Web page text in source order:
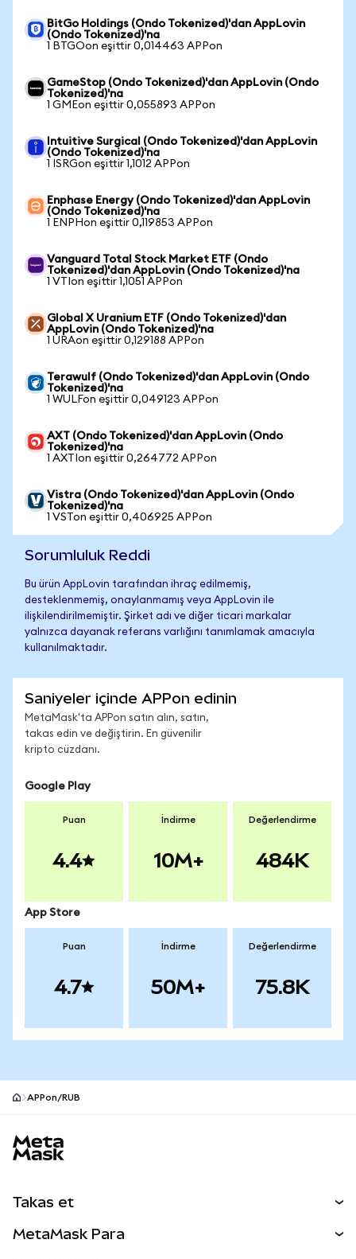
BitGo Holdings (Ondo Tokenized)'dan AppLovin
(Ondo Tokenized)'na
1 BTGOon eşittir 0,014463 APPon
GameStop (Ondo Tokenized)'dan AppLovin (Ondo
Tokenized)'na
1 GMEon eşittir 0,055893 APPon
Intuitive Surgical (Ondo Tokenized)'dan AppLovin
(Ondo Tokenized)'na
1 ISRGon eşittir 1,1012 APPon
Enphase Energy (Ondo Tokenized)'dan AppLovin
(Ondo Tokenized)'na
1 ENPHon eşittir 0,119853 APPon
Vanguard Total Stock Market ETF (Ondo
Tokenized)'dan AppLovin (Ondo Tokenized)'na
1 VTIon eşittir 1,1051 APPon
Global X Uranium ETF (Ondo Tokenized)'dan
AppLovin (Ondo Tokenized)'na
1 URAon eşittir 0,129188 APPon
Terawulf (Ondo Tokenized)'dan AppLovin (Ondo
Tokenized)'na
1 WULFon eşittir 0,049123 APPon
AXT (Ondo Tokenized)'dan AppLovin (Ondo
Tokenized)'na
1 AXTIon eşittir 0,264772 APPon
Vistra (Ondo Tokenized)'dan AppLovin (Ondo
Tokenized)'na
1 VSTon eşittir 0,406925 APPon
Sorumluluk Reddi
Bu ürün AppLovin tarafından ihraç edilmemiş,
desteklenmemiş, onaylanmamış veya AppLovin ile
ilişkilendirilmemiştir. Şirket adı ve diğer ticari markalar
yalnızca dayanak referans varlığını tanımlamak amacıyla
kullanılmaktadır.
Saniyeler içinde APPon edinin
MetaMask'ta APPon satın alın, satın,
takas edin ve değiştirin. En güvenilir
kripto cüzdanı.
Google Play
Puan
4.4
İndirme
10M+
Değerlendirme
484K
App Store
Puan
4.7
İndirme
50M+
Değerlendirme
75.8K
APPon/RUB
Takas et
MetaMask Para